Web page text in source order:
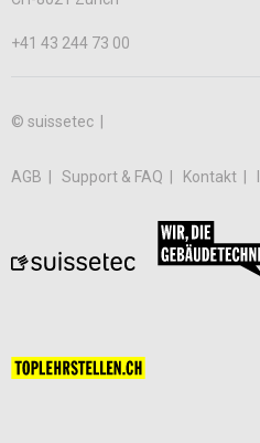
+41 43 244 73 00
© suissetec |
AGB Support & FAQ Kontakt